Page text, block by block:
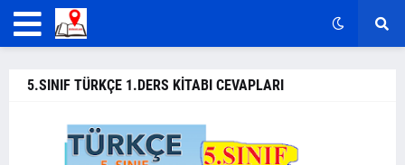
5.SINIF TÜRKÇE 1.DERS KİTABI CEVAPLARI